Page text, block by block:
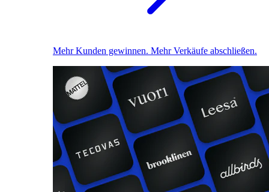
Mehr Kunden gewinnen. Mehr Verkäufe abschließen.